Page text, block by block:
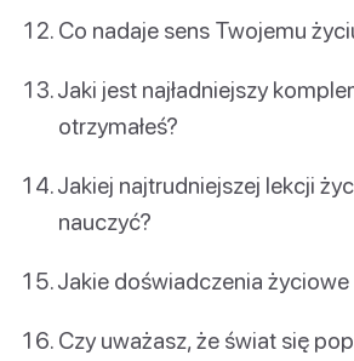
Co nadaje sens Twojemu
Jaki jest najładniejszy
otrzymałeś?
Jakiej najtrudniejszej lekcji
nauczyć?
Jakie doświadczenia życiowe
Czy uważasz, że świat się